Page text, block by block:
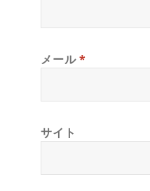
メール*
サイト